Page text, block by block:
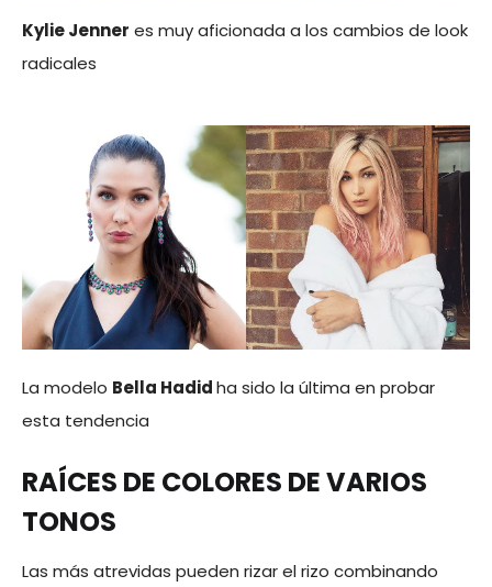
Kylie Jenner es muy aficionada a los cambios de look
radicales
La modelo Bella Hadidha sido la última en probar
esta tendencia
RAÍCES DE COLORES DE VARIOS
TONOS
Las más atrevidas pueden rizar el rizo combinando